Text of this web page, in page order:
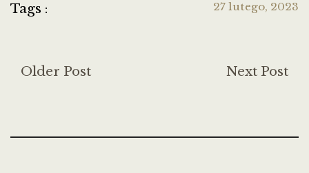
Tags : 27 lutego, 2023
Older Post Next Post